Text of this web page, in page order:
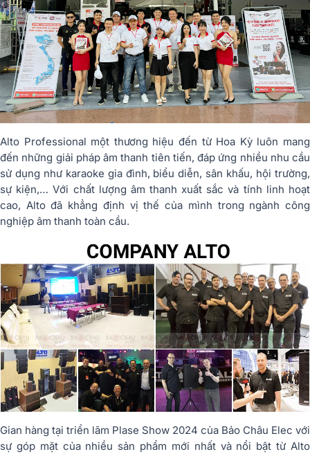
Alto Professional một thương hiệu đến từ Hoa Kỳ luôn mang
đến những giải pháp âm thanh tiên tiến, đáp ứng nhiều nhu cầu
sử dụng như karaoke gia đình, biểu diễn, sân khấu, hội trường,
sự kiện,… Với chất lượng âm thanh xuất sắc và tính linh hoạt
cao, Alto đã khẳng định vị thế của mình trong ngành công
nghiệp âm thanh toàn cầu.
Gian hàng tại triển lãm Plase Show 2024 của Bảo Châu Elec với
sự góp mặt của nhiều sản phẩm mới nhất và nổi bật từ Alto